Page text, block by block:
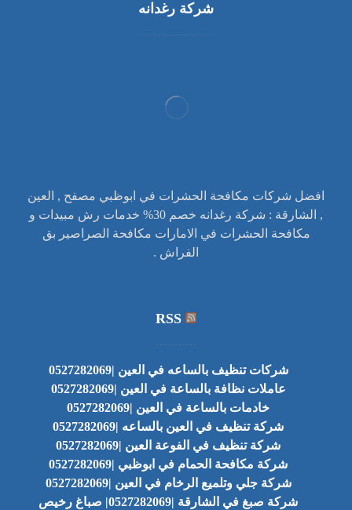
شركة رغدانه
افضل شركات مكافحة الحشرات في ابوظبي مصفح , العين
, الشارقة : شركة رغدانه خصم 30% خدمات رش مبيدات و
مكافحة الحشرات في الامارات مكافحة الصراصير بق
الفراش .
RSS
شركات تنظيف بالساعه في العين |0527282069
عاملات نظافة بالساعة في العين |0527282069
خادمات بالساعة في العين |0527282069
شركة تنظيف في العين بالساعه |0527282069
شركة تنظيف في الفوعة العين |0527282069
شركة مكافحة الحمام في ابوظبي |0527282069
شركة جلي وتلميع الرخام في العين |0527282069
شركة صبغ في الشارقة |0527282069| صباغ رخيص